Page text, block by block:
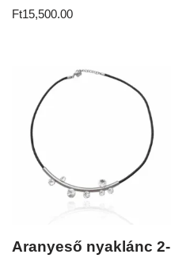
Ft15,500.00
Aranyeső nyaklánc 2-